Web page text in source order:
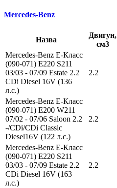
Mercedes-Benz
Назва
Двигун,
см3
Mercedes-Benz E-Класс
(090-071) E220 S211
03/03 - 07/09 Estate 2.2
CDi Diesel 16V (136
л.с.)
2.2
Mercedes-Benz E-Класс
(090-071) E200 W211
07/02 - 07/06 Saloon 2.2
-/CDi/CDi Classic
Diesel16V (122 л.с.)
2.2
Mercedes-Benz E-Класс
(090-071) E220 S211
03/03 - 07/09 Estate 2.2
CDi Diesel 16V (163
л.с.)
2.2